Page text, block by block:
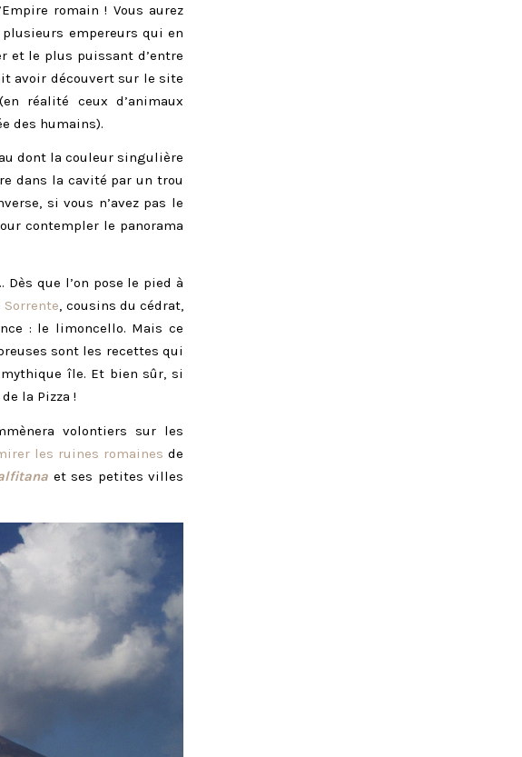
romain ! Vous aurez
empereurs qui en
et le plus puissant d’entre
avoir découvert sur le site
réalité ceux d’animaux
des humains).
dont la couleur singulière
dans la cavité par un trou
si vous n’avez pas le
contempler le panorama
que l’on pose le pied à
Sorrente, cousins du cédrat,
: le limoncello. Mais ce
sont les recettes qui
île. Et bien sûr, si
la Pizza !
volontiers sur les
les ruines romaines de
et ses petites villes